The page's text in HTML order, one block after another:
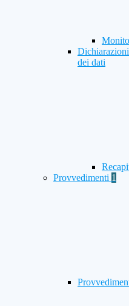
dei dati
Provvedimenti 1